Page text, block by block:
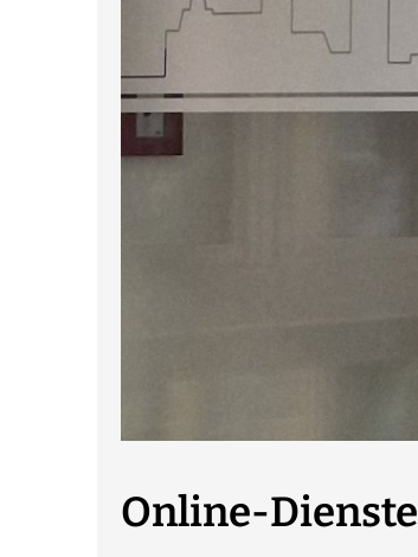
Online-Dienste